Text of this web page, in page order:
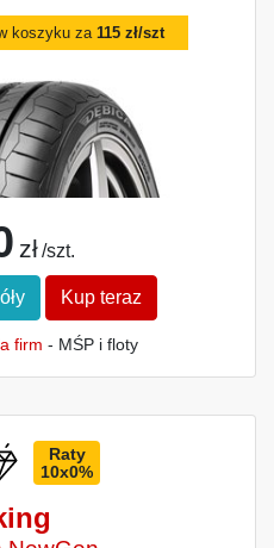
koszyku za 115 zł/szt
zł /szt.
Kup teraz
firm - MŚP i floty
Raty
10x0%